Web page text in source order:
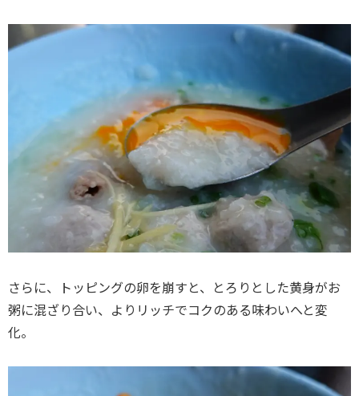
さらに、トッピングの卵を崩すと、とろりとした黄身がお
粥に混ざり合い、よりリッチでコクのある味わいへと変
化。